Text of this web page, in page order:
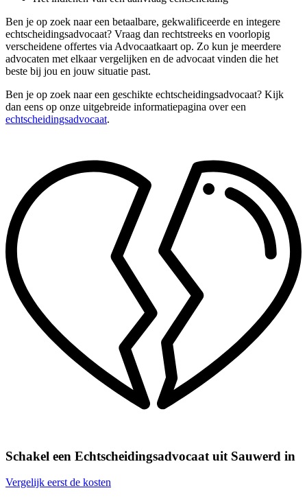
Ben je op zoek naar een betaalbare, gekwalificeerde en integere
echtscheidingsadvocaat? Vraag dan rechtstreeks en voorlopig
verscheidene offertes via Advocaatkaart op. Zo kun je meerdere
advocaten met elkaar vergelijken en de advocaat vinden die het
beste bij jou en jouw situatie past.
Ben je op zoek naar een geschikte echtscheidingsadvocaat? Kijk
dan eens op onze uitgebreide informatiepagina over een
echtscheidingsadvocaat.
Schakel een Echtscheidingsadvocaat uit Sauwerd in
Vergelijk eerst de kosten